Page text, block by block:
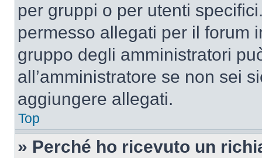
per gruppi o per utenti
permesso allegati per il forum
gruppo degli amministratori
all’amministratore se non sei
aggiungere allegati.
Top
» Perché ho ricevuto un